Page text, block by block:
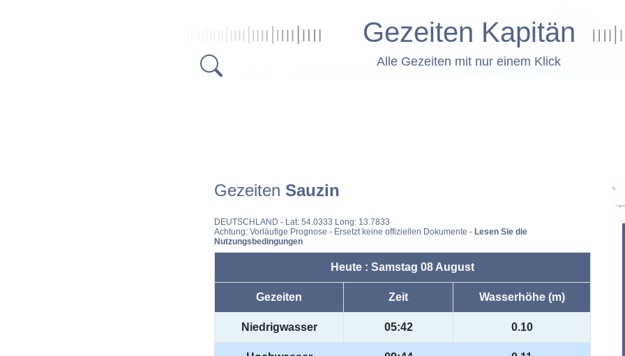
Gezeiten Kapitän
Alle Gezeiten mit nur einem Klick
Gezeiten Sauzin
DEUTSCHLAND - Lat: 54.0333 Long: 13.7833
Achtung: Vorläufige Prognose - Ersetzt keine offiziellen Dokumente - Lesen Sie die
Nutzungsbedingungen
Heute : Samstag 08 August
Gezeiten Zeit Wasserhöhe (m)
Niedrigwasser 05:42 0.10